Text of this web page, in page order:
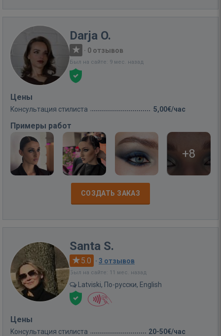
Darja O.
· 0 отзывов
Был на сайте: 9 мес. назад
Цены
Kонсультация стилиста 5,00€/час
Примеры работ
+8
СОЗДАТЬ ЗАКАЗ
Santa S.
5.0 · 3 отзывов
Был на сайте: 11 мес. назад
Latviski, По-русски, English
Цены
Kонсультация стилиста
20-50€/час